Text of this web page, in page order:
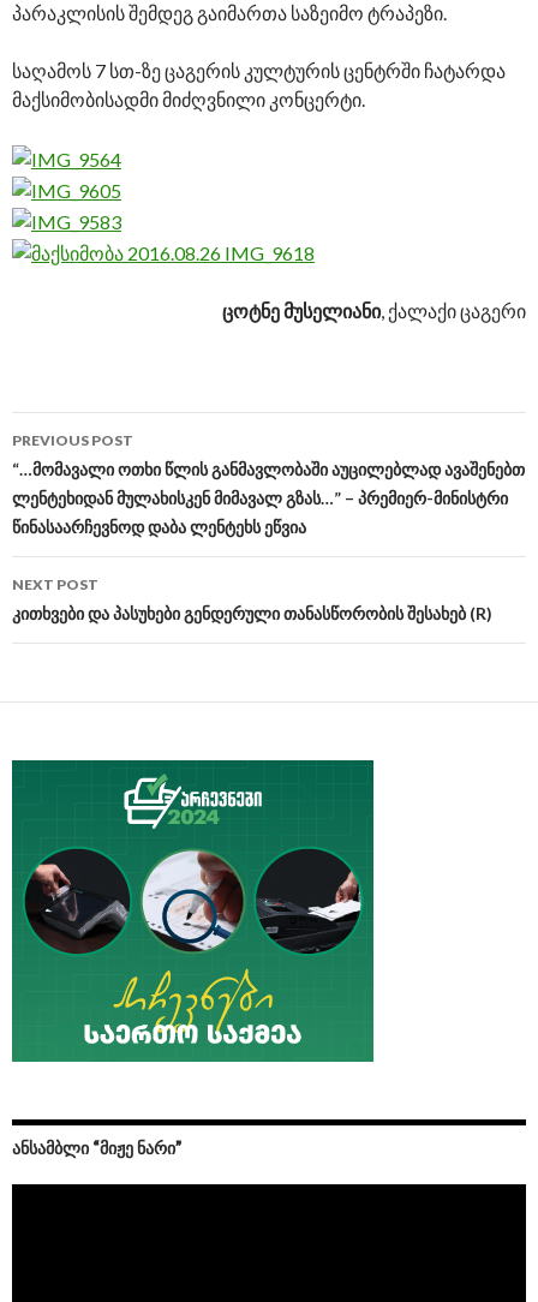
პარაკლისის შემდეგ გაიმართა საზეიმო ტრაპეზი.
საღამოს 7 სთ-ზე ცაგერის კულტურის ცენტრში ჩატარდა
მაქსიმობისადმი მიძღვნილი კონცერტი.
ცოტნე მუსელიანი, ქალაქი ცაგერი
Post
navigation
PREVIOUS POST
“…მომავალი ოთხი წლის განმავლობაში აუცილებლად ავაშენებთ
ლენტეხიდან მულახისკენ მიმავალ გზას…” – პრემიერ-მინისტრი
წინასაარჩევნოდ დაბა ლენტეხს ეწვია
NEXT POST
კითხვები და პასუხები გენდერული თანასწორობის შესახებ (R)
ᲐᲜᲡᲐᲛᲑᲚᲘ “ᲛᲘᲟᲔ ᲜᲐᲠᲘ”